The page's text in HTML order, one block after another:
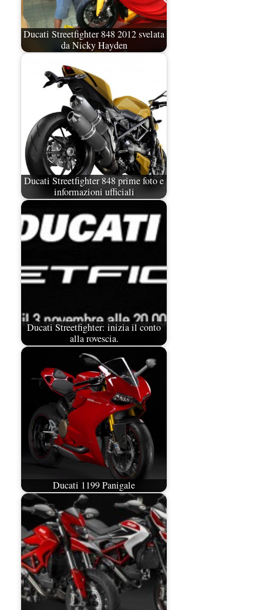
Ducati Streetfighter 848 2012 svelata
da Nicky Hayden
Ducati Streetfighter 848 prime foto e
informazioni ufficiali
Ducati Streetfighter: inizia il conto
alla rovescia.
Ducati 1199 Panigale